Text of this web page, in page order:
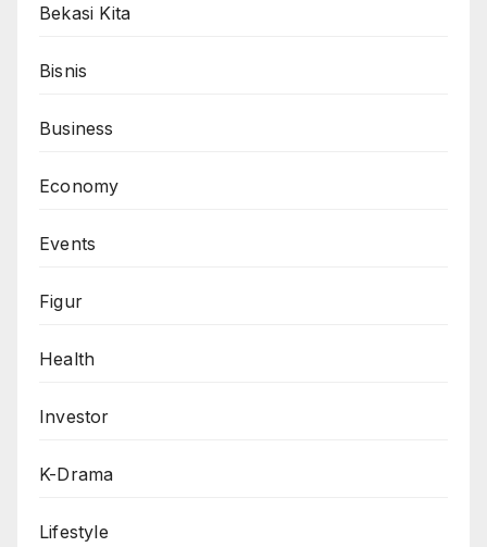
Bekasi Kita
Bisnis
Business
Economy
Events
Figur
Health
Investor
K-Drama
Lifestyle